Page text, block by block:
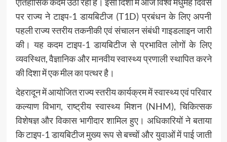
पर राज्य ने टाइप-1 डायबिटीज (T1D) प्रबंधन के लिए अपनी
पहली राज्य स्तरीय तकनीकी एवं संचालन संबंधी गाइडलाइन जारी
की। यह कदम टाइप-1 डायबिटीज से प्रभावित लोगों के लिए
व्यवस्थित, वैज्ञानिक और मानवीय स्वास्थ्य प्रणाली स्थापित करने
की दिशा में एक मील का पत्थर है।
देहरादून में आयोजित राज्य स्तरीय कार्यक्रम में स्वास्थ्य एवं परिवार
कल्याण विभाग, राष्ट्रीय स्वास्थ्य मिशन (NHM), चिकित्सक
विशेषज्ञ और विकास भागीदार शामिल हुए। अधिकारियों ने बताया
कि टाइप-1 डायबिटीज मुख्य रूप से बच्चों और युवाओं में पाई जाती